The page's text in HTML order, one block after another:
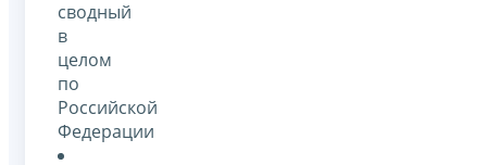
сводный
в
целом
по
Российской
Федерации